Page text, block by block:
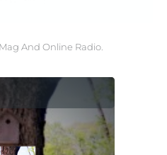
And Online Radio.